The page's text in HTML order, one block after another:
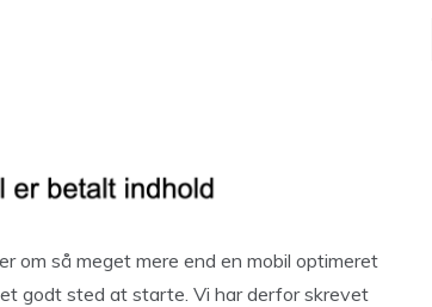
om så meget mere end en mobil optimeret
godt sted at starte. Vi har derfor skrevet